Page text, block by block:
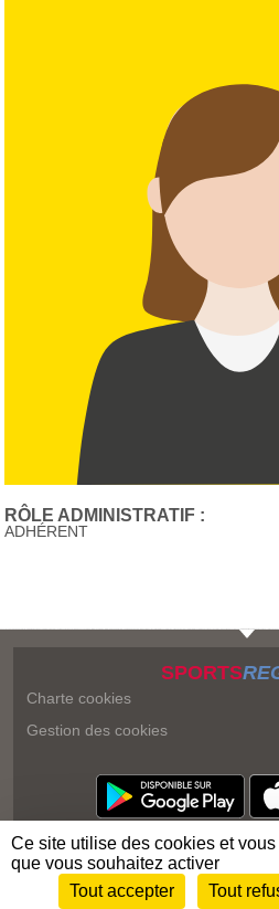
RÔLE ADMINISTRATIF :
ADHÉRENT
SPORTS
Charte cookies
Gestion des cookies
Envie de participer ?
Ce site utilise des cookies et
que vous souhaitez activer
Tout accepter
Tout